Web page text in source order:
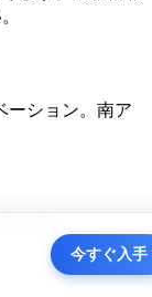
ーション。南ア
アル
今すぐ入手